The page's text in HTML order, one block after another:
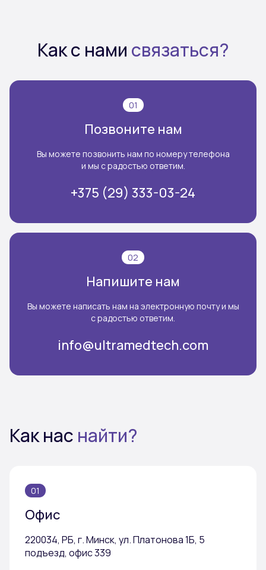
Как с нами связаться?
01
Позвоните нам
Вы можете позвонить нам по номеру телефона
и мы с радостью ответим.
+375 (29) 333-03-24
02
Напишите нам
Вы можете написать нам на электронную почту и мы
с радостью ответим.
info@ultramedtech.com
Как нас найти?
01
Офис
220034, РБ, г. Минск, ул. Платонова 1Б, 5
подъезд, офис 339